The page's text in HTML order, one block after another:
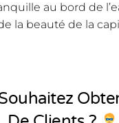
au bord de
la beauté de la